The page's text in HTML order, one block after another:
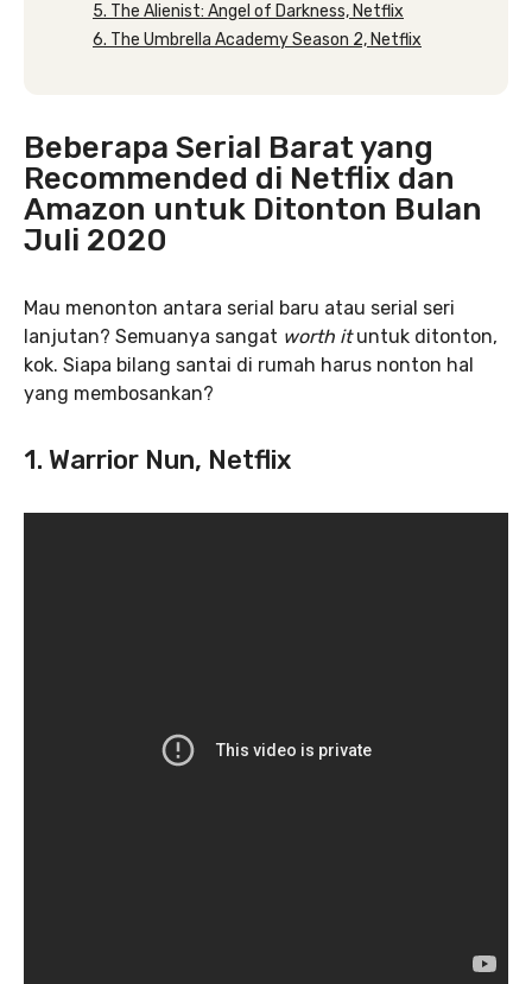
5. The Alienist: Angel of Darkness, Netflix
6. The Umbrella Academy Season 2, Netflix
Beberapa Serial Barat yang
Recommended di Netflix dan
Amazon untuk Ditonton Bulan
Juli 2020
Mau menonton antara serial baru atau serial seri
lanjutan? Semuanya sangat worth ituntuk ditonton,
kok. Siapa bilang santai di rumah harus nonton hal
yang membosankan?
1. Warrior Nun, Netflix